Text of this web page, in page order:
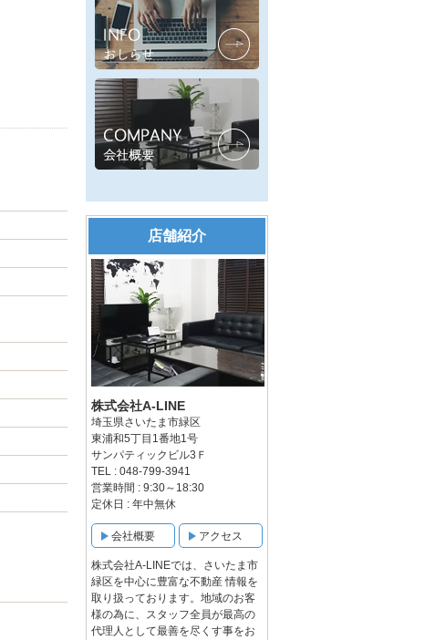
店舗紹介
株式会社A-LINE
埼玉県さいたま市緑区
東浦和5丁目1番地1号
サンパティックビル3Ｆ
TEL : 048-799-3941
営業時間 : 9:30～18:30
定休日 : 年中無休
会社概要 アクセス
株式会社A-LINEでは、さいたま市
緑区を中心に豊富な不動産 情報を
取り扱っております。地域のお客
様の為に、スタッフ全員が最高の
代理人として最善を尽くす事をお